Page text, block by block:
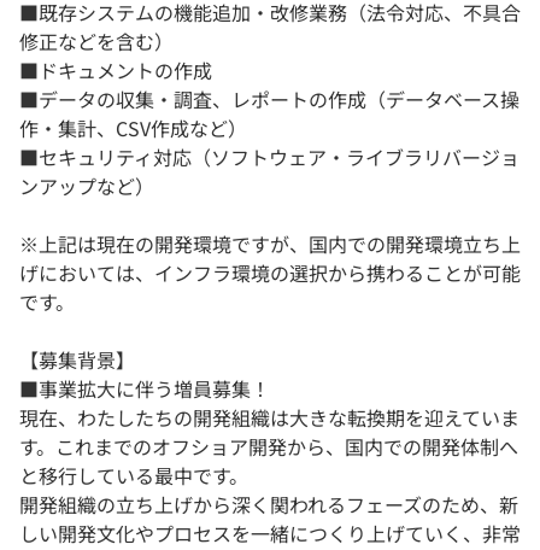
■既存システムの機能追加・改修業務（法令対応、不具合
修正などを含む）
■ドキュメントの作成
■データの収集・調査、レポートの作成（データベース操
作・集計、CSV作成など）
■セキュリティ対応（ソフトウェア・ライブラリバージョ
ンアップなど）
※上記は現在の開発環境ですが、国内での開発環境立ち上
げにおいては、インフラ環境の選択から携わることが可能
です。
【募集背景】
■事業拡大に伴う増員募集！
現在、わたしたちの開発組織は大きな転換期を迎えていま
す。これまでのオフショア開発から、国内での開発体制へ
と移行している最中です。
開発組織の立ち上げから深く関われるフェーズのため、新
しい開発文化やプロセスを一緒につくり上げていく、非常